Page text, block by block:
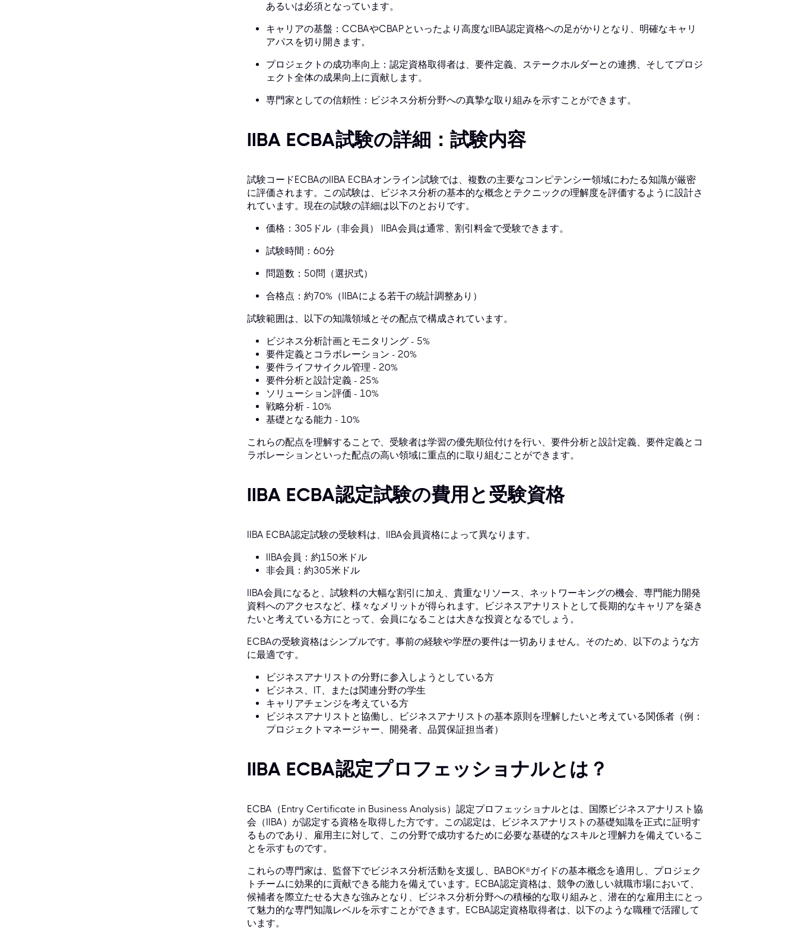
あるいは必須となっています。
キャリアの基盤：CCBAやCBAPといったより高度なIIBA認定資格への足がかりとなり、明確なキャリ
アパスを切り開きます。
プロジェクトの成功率向上：認定資格取得者は、要件定義、ステークホルダーとの連携、そしてプロジ
ェクト全体の成果向上に貢献します。
専門家としての信頼性：ビジネス分析分野への真摯な取り組みを示すことができます。
IIBA ECBA試験の詳細：試験内容
試験コードECBAのIIBA ECBAオンライン試験では、複数の主要なコンピテンシー領域にわたる知識が厳密
に評価されます。この試験は、ビジネス分析の基本的な概念とテクニックの理解度を評価するように設計さ
れています。現在の試験の詳細は以下のとおりです。
価格：305ドル（非会員） IIBA会員は通常、割引料金で受験できます。
試験時間：60分
問題数：50問（選択式）
合格点：約70%（IIBAによる若干の統計調整あり）
試験範囲は、以下の知識領域とその配点で構成されています。
ビジネス分析計画とモニタリング - 5%
要件定義とコラボレーション - 20%
要件ライフサイクル管理 - 20%
要件分析と設計定義 - 25%
ソリューション評価 - 10%
戦略分析 - 10%
基礎となる能力 - 10%
これらの配点を理解することで、受験者は学習の優先順位付けを行い、要件分析と設計定義、要件定義とコ
ラボレーションといった配点の高い領域に重点的に取り組むことができます。
IIBA ECBA認定試験の費用と受験資格
IIBA ECBA認定試験の受験料は、IIBA会員資格によって異なります。
IIBA会員：約150米ドル
非会員：約305米ドル
IIBA会員になると、試験料の大幅な割引に加え、貴重なリソース、ネットワーキングの機会、専門能力開発
資料へのアクセスなど、様々なメリットが得られます。ビジネスアナリストとして長期的なキャリアを築き
たいと考えている方にとって、会員になることは大きな投資となるでしょう。
ECBAの受験資格はシンプルです。事前の経験や学歴の要件は一切ありません。そのため、以下のような方
に最適です。
ビジネスアナリストの分野に参入しようとしている方
ビジネス、IT、または関連分野の学生
キャリアチェンジを考えている方
ビジネスアナリストと協働し、ビジネスアナリストの基本原則を理解したいと考えている関係者（例：
プロジェクトマネージャー、開発者、品質保証担当者）
IIBA ECBA認定プロフェッショナルとは？
ECBA（Entry Certificate in Business Analysis）認定プロフェッショナルとは、国際ビジネスアナリスト協
会（IIBA）が認定する資格を取得した方です。この認定は、ビジネスアナリストの基礎知識を正式に証明す
るものであり、雇用主に対して、この分野で成功するために必要な基礎的なスキルと理解力を備えているこ
とを示すものです。
これらの専門家は、監督下でビジネス分析活動を支援し、BABOK®ガイドの基本概念を適用し、プロジェク
トチームに効果的に貢献できる能力を備えています。ECBA認定資格は、競争の激しい就職市場において、
候補者を際立たせる大きな強みとなり、ビジネス分析分野への積極的な取り組みと、潜在的な雇用主にとっ
て魅力的な専門知識レベルを示すことができます。ECBA認定資格取得者は、以下のような職種で活躍して
います。